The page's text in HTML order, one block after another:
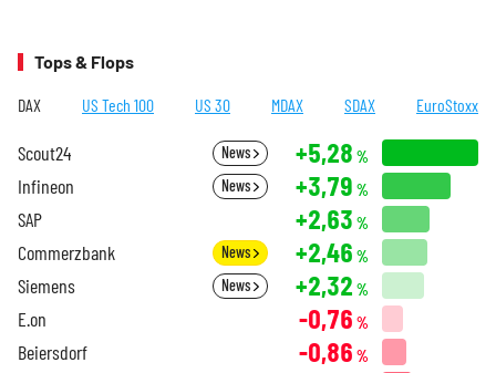
Tops & Flops
DAX US Tech 100 US 30 MDAX SDAX EuroStoxx
Scout24 News +5,28 %
Infineon News +3,79 %
SAP +2,63 %
Commerzbank News +2,46 %
Siemens News +2,32 %
E.on -0,76 %
Beiersdorf -0,86 %